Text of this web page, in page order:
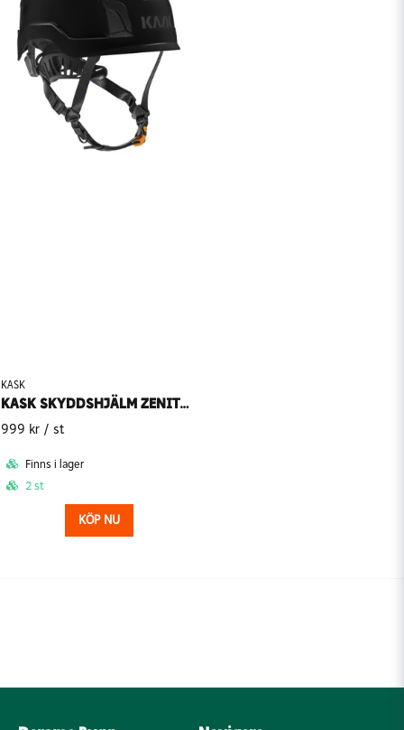
KASK
KASK SKYDDSHJÄLM ZENITH X
999 kr / st
Finns i lager
2 st
KÖP NU